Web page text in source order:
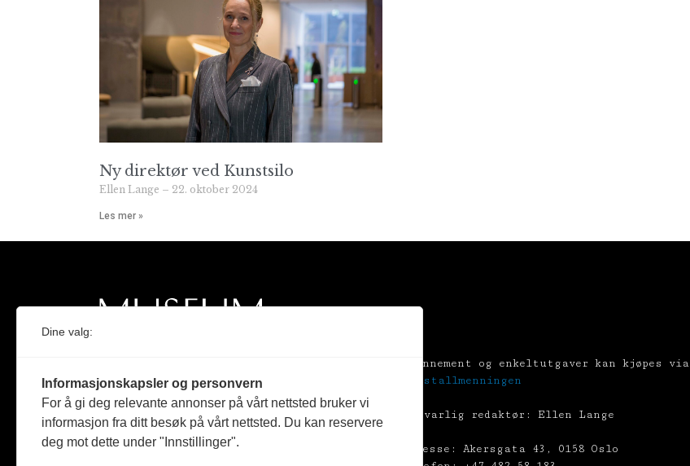
Ny direktør ved Kunstsilo
Ellen Lange 22. oktober 2024
Les mer »
Medlem i Norsk tidsskriftforening og
Fagpressen
Støttet av Kulturrådet og Norges
Abonnement og enkeltutgaver kan kjøpes via
Tekstallmenningen
Ansvarlig redaktør: Ellen Lange
Adresse: Akersgata 43, 0158 Oslo
Dine valg:
Informasjonskapsler og personvern
For å gi deg relevante annonser på vårt nettsted bruker vi
informasjon fra ditt besøk på vårt nettsted. Du kan reservere
deg mot dette under "Innstillinger".